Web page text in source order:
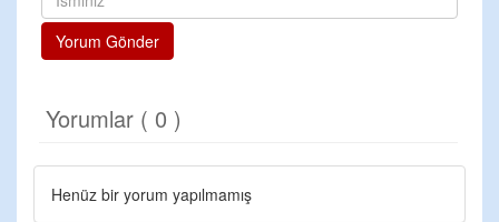
Yorum Gönder
Yorumlar ( 0 )
Henüz bir yorum yapılmamış